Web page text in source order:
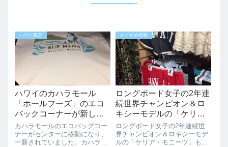
ハワイ限定
ハワイのカハラモール
「ホールフーズ」のエコ
バックコーナーが新しく
なりました！！最新SUP
エコバッグも登場です。
カハラモールのエコバッグコー
ナーがセンターに移動になり、
一新されていました。カハラモ
おすすめ情報
ロングボード女子の2年連
続世界チャンピオン＆ロ
キシーモデルの「ケリ
ア・モニーツ」も好きな
「HAWAIIパンツ」
ロングボード女子の2年連続世
界チャンピオン＆ロキシーモデ
ルの「ケリア・モニーツ」も好